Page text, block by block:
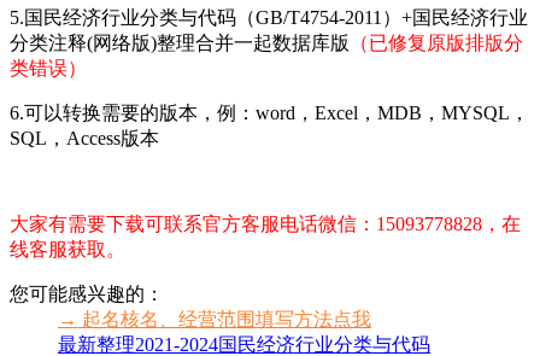
5.国民经济行业分类与代码（GB/T4754-2011）+国民经济行业
分类注释(网络版)整理合并一起数据库版
（已修复原版排版分
类错误）
6.可以转换需要的版本，例：word，Excel，MDB，MYSQL，
SQL，Access版本
大家有需要下载可联系官方客服电话微信：15093778828，在
线客服获取。
您可能感兴趣的：
→ 起名核名、经营范围填写方法点我
最新整理2021-2024国民经济行业分类与代码